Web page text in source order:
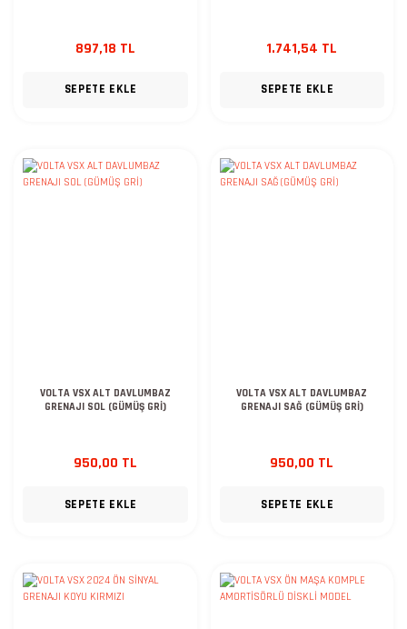
897,18 TL
SEPETE EKLE
1.741,54 TL
SEPETE EKLE
VOLTA VSX ALT DAVLUMBAZ
GRENAJI SOL (GÜMÜŞ GRİ)
950,00 TL
SEPETE EKLE
VOLTA VSX ALT DAVLUMBAZ
GRENAJI SAĞ (GÜMÜŞ GRİ)
950,00 TL
SEPETE EKLE